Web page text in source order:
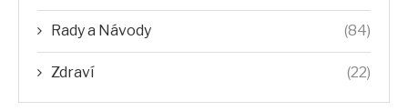
Rady a Návody (84)
Zdraví (22)